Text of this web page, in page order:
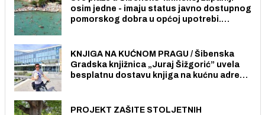
osim jedne - imaju status javno dostupnog
pomorskog dobra u općoj upotrebi.
KNJIGA NA KUĆNOM PRAGU / Šibenska
Gradska knjižnica „Juraj Šižgorić” uvela
besplatnu dostavu knjiga na kućnu adresu
PROJEKT ZAŠITE STOLJETNIH